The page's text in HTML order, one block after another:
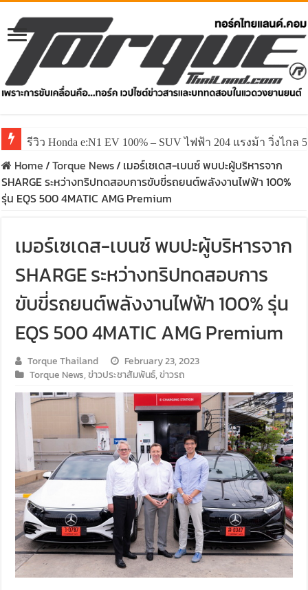
รีวิว Honda e:N1 EV 100% – SUV ไฟฟ้า 204 แรงม้า วิ่งไกล
Home/Torque News/ เมอร์เซเดส-เบนซ์ พบปะผู้บริหารจาก
SHARGE ระหว่างทริปทดสอบการขับขี่รถยนต์พลังงานไฟฟ้า 100%
รุ่น EQS 500 4MATIC AMG Premium
เมอร์เซเดส-เบนซ์ พบปะผู้บริหารจาก
SHARGE ระหว่างทริปทดสอบการ
ขับขี่รถยนต์พลังงานไฟฟ้า 100% รุ่น
EQS 500 4MATIC AMG Premium
Torque Thailand
February 23, 2023
Torque News,ข่าวประชาสัมพันธ์,ข่าวรถ